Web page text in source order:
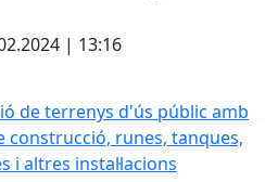
| 13:16
de terrenys d'ús públic amb
construcció, runes, tanques,
i altres instal·lacions